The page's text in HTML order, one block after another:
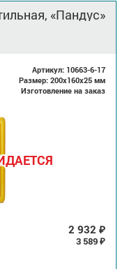
«Пандус»
Артикул: 10663-6-17
Размер: 200x160x25 мм
Изготовление на заказ
2 932 ₽
3 589 ₽